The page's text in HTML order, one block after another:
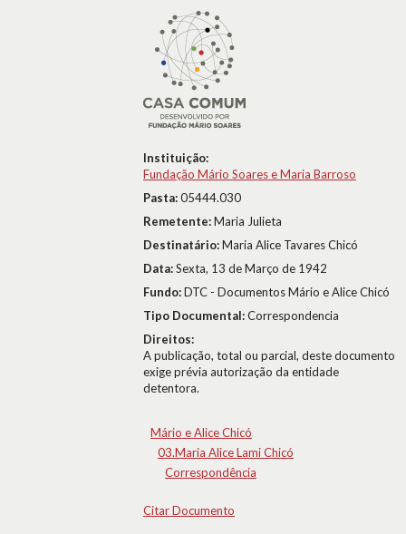
Instituição:
Fundação Mário Soares e Maria Barroso
Pasta:05444.030
Remetente:Maria Julieta
Destinatário:Maria Alice Tavares Chicó
Data:Sexta, 13 de Março de 1942
Fundo:DTC - Documentos Mário e Alice Chicó
Tipo Documental:Correspondencia
Direitos:
A publicação, total ou parcial, deste documento
exige prévia autorização da entidade
detentora.
Mário e Alice Chicó
03.Maria Alice Lami Chicó
Correspondência
Citar Documento